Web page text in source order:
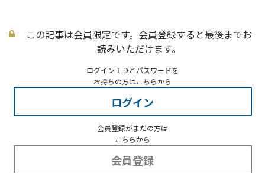
この記事は会員限定です。会員登録すると最後までお
読みいただけます。
ログインＩＤとパスワードを
お持ちの方はこちらから
ログイン
会員登録がまだの方は
こちらから
会員登録